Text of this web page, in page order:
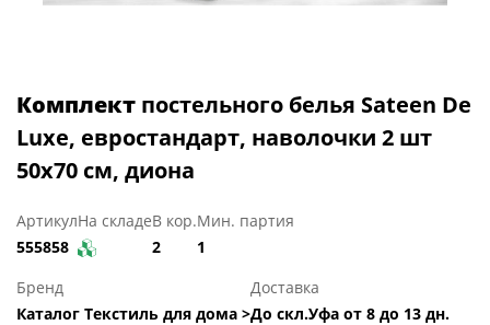
Комплект постельного белья Sateen De
Luxe, евростандарт, наволочки 2 шт
50х70 см, диона
Артикул
555858
На складеВ кор.
2
Мин. партия
1
Бренд
Каталог Текстиль для дома >
Доставка
До скл.Уфа от 8 до 13 дн.